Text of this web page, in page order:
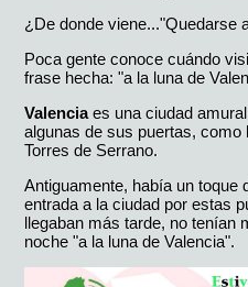
¿De donde viene..."Quedarse
Poca gente conoce cuándo
frase hecha: "a la luna de
Valenciaes una ciudad
algunas de sus puertas, como
Torres de Serrano.
Antiguamente, había un toque
entrada a la ciudad por estas
llegaban más tarde, no tenían
noche "a la luna de Valencia".